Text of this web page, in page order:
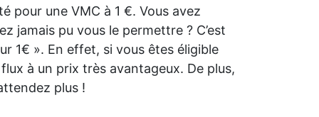
pour une VMC à 1 €. Vous avez
jamais pu vous le permettre ? C’est
1€ ». En effet, si vous êtes éligible
à un prix très avantageux. De plus,
plus !